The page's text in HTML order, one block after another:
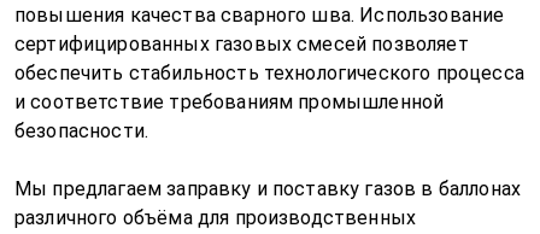
повышения качества сварного шва. Использование
сертифицированных газовых смесей позволяет
обеспечить стабильность технологического процесса
и соответствие требованиям промышленной
безопасности.
Мы предлагаем заправку и поставку газов в баллонах
различного объёма для производственных